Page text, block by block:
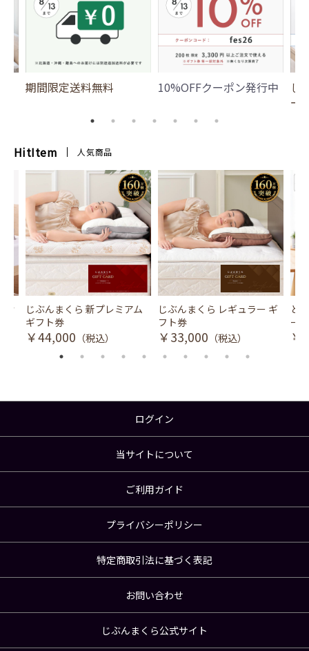
期間限定送料無料 10%OFFクーポン発行中
じ
ー
HitItem 人気商品
冷
じぶんまくら 新プレミアム
ギフト券
￥44,000 （税込）
じぶんまくら レギュラー ギ
フト券
￥33,000 （税込）
と
ース
￥
ログイン
当サイトについて
ご利用ガイド
プライバシーポリシー
特定商取引法に基づく表記
お問い合わせ
じぶんまくら公式サイト